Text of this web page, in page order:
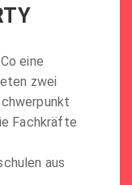
eine
zwei
Fachkräfte
aus